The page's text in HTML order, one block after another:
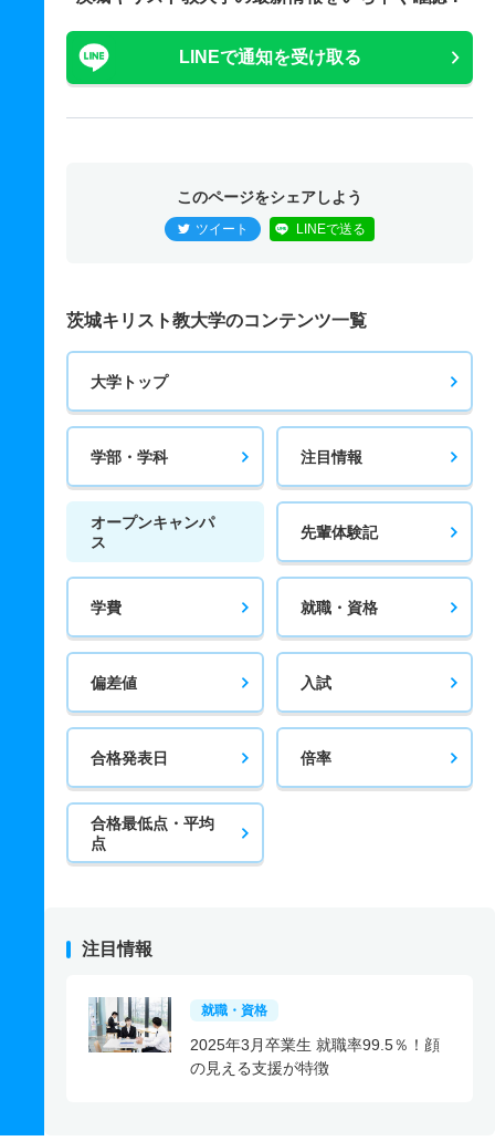
LINEで通知を受け取る
このページをシェアしよう
ツイート LINEで送る
茨城キリスト教大学のコンテンツ一覧
大学トップ
学部・学科 注目情報
オープンキャンパ
ス
先輩体験記
学費 就職・資格
偏差値 入試
合格発表日 倍率
合格最低点・平均
点
注目情報
就職・資格
2025年3月卒業生 就職率99.5％！顔
の見える支援が特徴